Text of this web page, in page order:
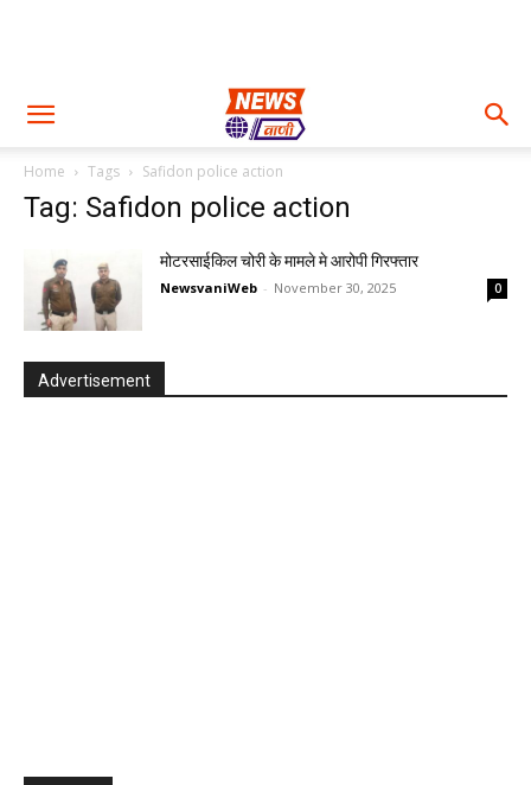
Home Tags Safidon police action
Tag: Safidon police action
मोटरसाईकिल चोरी के मामले मे आरोपी गिरफ्तार
NewsvaniWeb - November 30, 2025 0
Advertisement